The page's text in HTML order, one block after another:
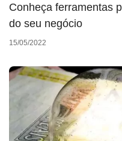
Conheça ferramentas
do seu negócio
15/05/2022